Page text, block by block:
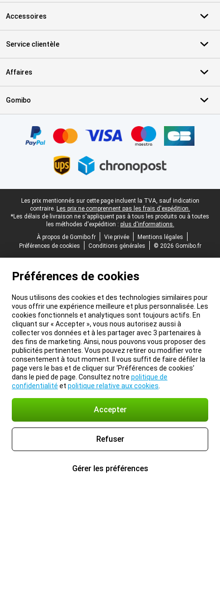
Accessoires
Service clientèle
Affaires
Gomibo
Pied-de-page légal
Les prix mentionnés sur cette page incluent la TVA, sauf indication
contraire. Les prix ne comprennent pas les frais d'expédition.
*Les délais de livraison ne s'appliquent pas à tous les produits ou à toutes
les méthodes d'expédition : plus d'informations.
À propos de Gomibo.fr
Vie privée
Mentions légales
Préférences de cookies
Conditions générales © 2026 Gomibo.fr
Préférences de cookies
Nous utilisons des cookies et des technologies similaires pour
vous offrir une expérience meilleure et plus personnalisée. Les
cookies fonctionnels et analytiques sont toujours actifs. En
cliquant sur « Accepter », vous nous autorisez aussi à
collecter vos données et à les partager avec 3 partenaires à
des fins de marketing. Ainsi, nous pouvons vous proposer des
publicités pertinentes. Vous pouvez retirer ou modifier votre
consentement à tout moment. Il vous suffit de faire défiler la
page vers le bas et de cliquer sur ‘Préférences de cookies’
dans le pied de page. Consultez notre politique de
confidentialité et politique relative aux cookies
Accepter
Refuser
Gérer les préférences